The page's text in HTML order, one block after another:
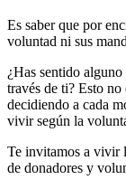
Es saber que por
voluntad ni sus
¿Has sentido alguno
través de ti? Esto
decidiendo a cada
vivir según la
Te invitamos a vivir
de donadores y